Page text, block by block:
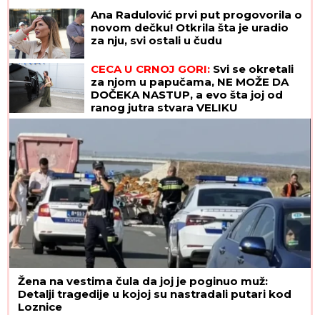
Ana Radulović prvi put progovorila o
novom dečku! Otkrila šta je uradio
za nju, svi ostali u čudu
CECA U CRNOJ GORI: Svi se okretali
za njom u papučama, NE MOŽE DA
DOČEKA NASTUP, a evo šta joj od
ranog jutra stvara VELIKU
NELAGODU! (VIDEO)
Žena na vestima čula da joj je poginuo muž:
Detalji tragedije u kojoj su nastradali putari kod
Loznice